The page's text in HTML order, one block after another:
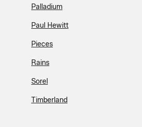
Palladium
Paul Hewitt
Pieces
Rains
Sorel
Timberland